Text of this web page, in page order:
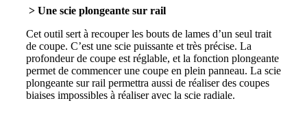
> Une scie plongeante sur rail
Cet outil sert à recouper les bouts de lames d’un seul trait
de coupe. C’est une scie puissante et très précise. La
profondeur de coupe est réglable, et la fonction plongeante
permet de commencer une coupe en plein panneau. La scie
plongeante sur rail permettra aussi de réaliser des coupes
biaises impossibles à réaliser avec la scie radiale.